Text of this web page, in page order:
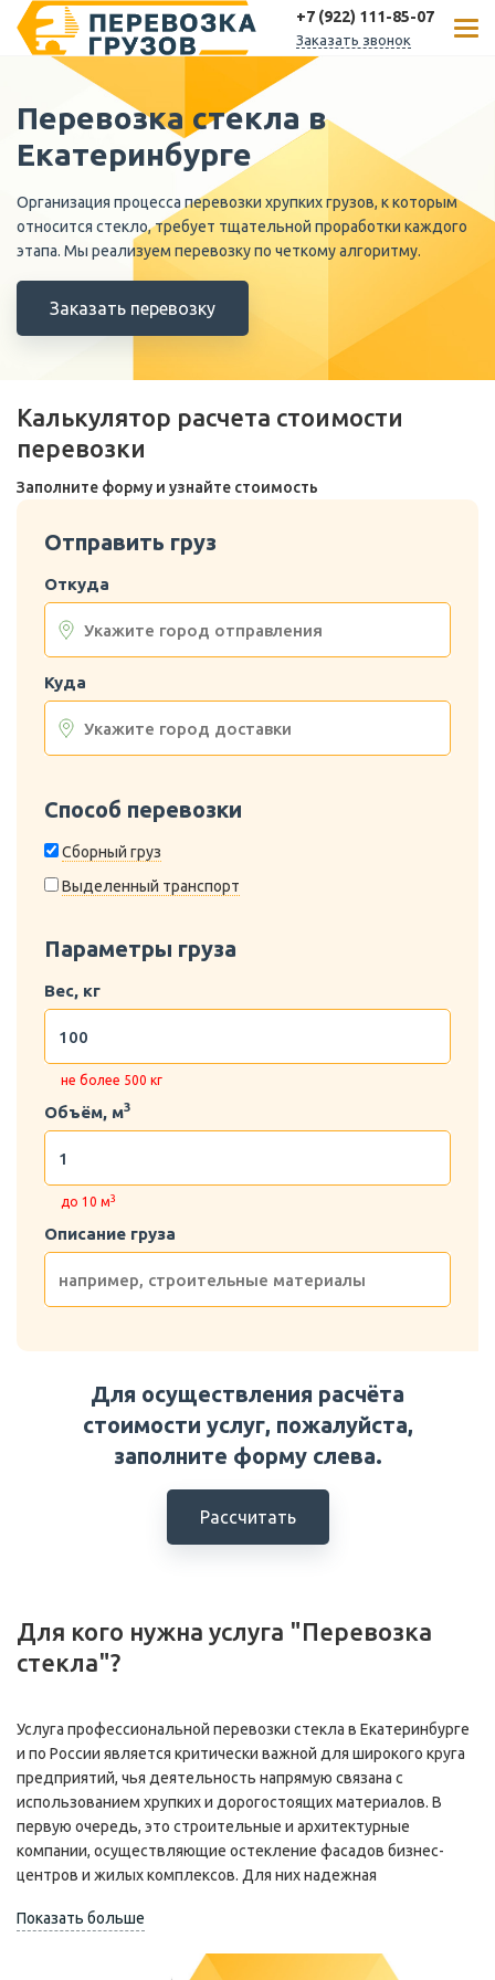
+7 (922) 111-85-07
Заказать звонок
Перевозка стекла в
Екатеринбурге
Организация процесса перевозки хрупких грузов, к которым
относится стекло, требует тщательной проработки каждого
этапа. Мы реализуем перевозку по четкому алгоритму.
Заказать перевозку
Калькулятор расчета стоимости
перевозки
Заполните форму и узнайте стоимость
Отправить груз
Откуда
Куда
Способ перевозки
Сборный груз
Выделенный транспорт
Параметры груза
Вес, кг
не более 500 кг
Объём, м3
до 10 м3
Описание груза
Для осуществления расчёта
стоимости услуг, пожалуйста,
заполните форму слева.
Рассчитать
Для кого нужна услуга "Перевозка
стекла"?
Услуга профессиональной перевозки стекла в Екатеринбурге
и по России является критически важной для широкого круга
предприятий, чья деятельность напрямую связана с
использованием хрупких и дорогостоящих материалов. В
первую очередь, это строительные и архитектурные
компании, осуществляющие остекление фасадов бизнес-
центров и жилых комплексов. Для них надежная
фасадного стекла, является залогом соблюдения сроков
Показать больше